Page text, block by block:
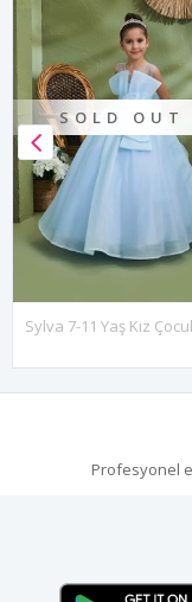
SOLD OUT
Profesyonel